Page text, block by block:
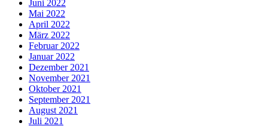
Juni 2022
Mai 2022
April 2022
März 2022
Februar 2022
Januar 2022
Dezember 2021
November 2021
Oktober 2021
September 2021
August 2021
Juli 2021